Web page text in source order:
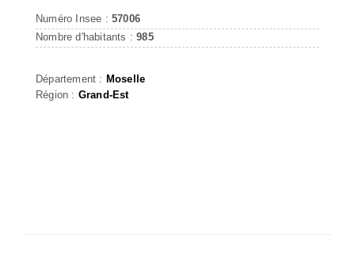
Numéro Insee : 57006
Nombre d'habitants :985
Département : Moselle
Région : Grand-Est